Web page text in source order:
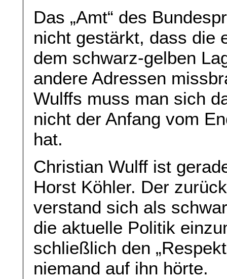
Das „Amt“ des
nicht gestärkt, dass die
dem schwarz-gelben
andere Adressen
Wulffs muss man sich
nicht der Anfang vom
hat.
Christian Wulff ist
Horst Köhler. Der
verstand sich als
die aktuelle Politik
schließlich den
niemand auf ihn hörte.